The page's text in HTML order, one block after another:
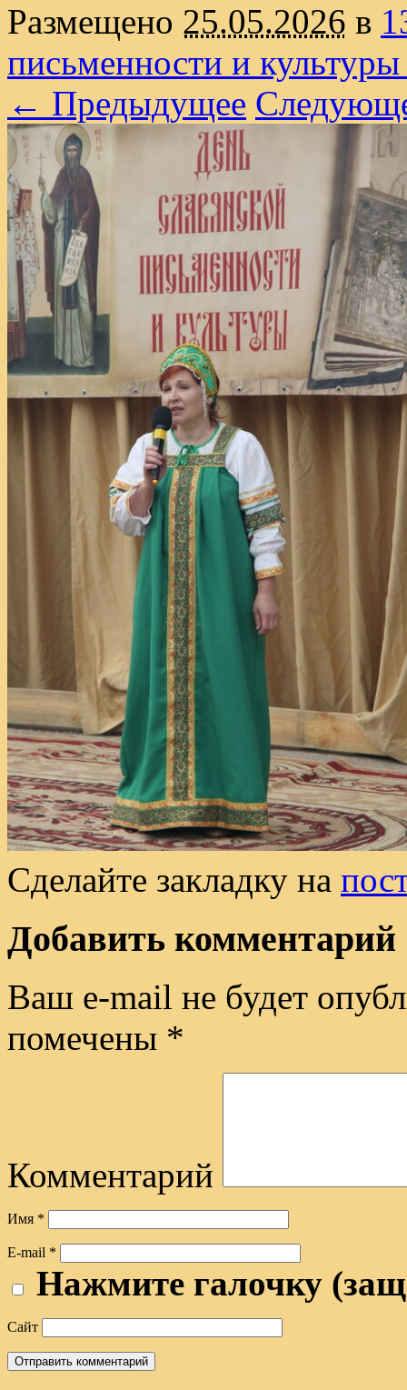
Размещено 25.05.2026 в
письменности и
← Предыдущее
Сделайте закладку на
Добавить комментарий
Ваш e-mail не будет
помечены *
Комментарий
Имя *
E-mail *
Нажмите галочку
Сайт